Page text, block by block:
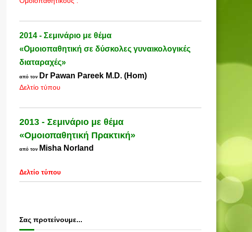
2014 - Σεμινάριο με θέμα
«Ομοιοπαθητική σε δύσκολες γυναικολογικές
διαταραχές»
από τον Dr Pawan Pareek M.D. (Hom)
Δελτίο τύπου
2013 - Σεμινάριο με θέμα
«Ομοιοπαθητική Πρακτική»
από τον Misha Norland
Δελτίο τύπου
Σας προτείνουμε...